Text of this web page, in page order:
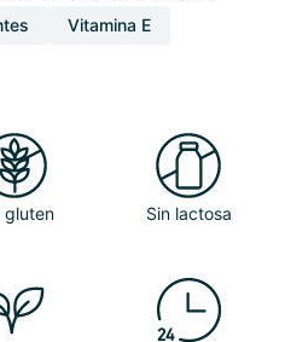
Vitamina E
gluten Sin lactosa